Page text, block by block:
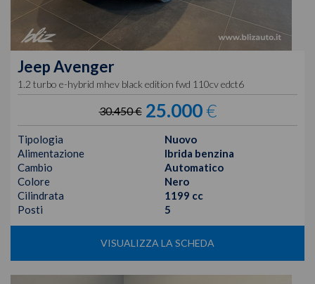
JeepAvenger
1.2 turbo e-hybrid mhev black edition fwd 110cv edct6
30.450 € 25.000€
Tipologia
Nuovo
Alimentazione
Ibrida benzina
Cambio
Automatico
Colore
Nero
Cilindrata
1199 cc
Posti
5
VISUALIZZA LA SCHEDA